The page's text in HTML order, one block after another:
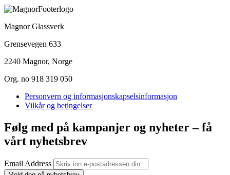
Magnor Glassverk
Grensevegen 633
2240 Magnor, Norge
Org. no 918 319 050
Personvern og informasjonskapselsinformasjon
Vilkår og betingelser
Følg med på kampanjer og nyheter – få
vårt nyhetsbrev
Email Address